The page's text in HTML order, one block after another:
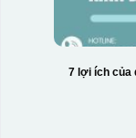
7 lợi ích của